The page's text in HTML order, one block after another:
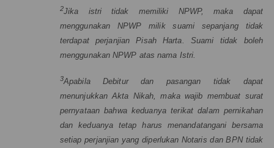
2Jika istri tidak memiliki NPWP, maka dapat
menggunakan NPWP milik suami sepanjang tidak
terdapat perjanjian Pisah Harta. Suami tidak boleh
menggunakan NPWP atas nama Istri.
3Apabila Debitur dan pasangan tidak dapat
menunjukkan Akta Nikah, maka wajib membuat surat
pernyataan bahwa keduanya terikat dalam pernikahan
dan keduanya tetap harus menandatangani bersama
setiap perjanjian yang diperlukan Notaris dan BPN tidak